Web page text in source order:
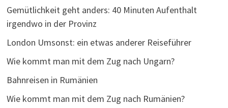
Gemütlichkeit geht anders: 40 Minuten Aufenthalt
irgendwo in der Provinz
London Umsonst: ein etwas anderer Reiseführer
Wie kommt man mit dem Zug nach Ungarn?
Bahnreisen in Rumänien
Wie kommt man mit dem Zug nach Rumänien?